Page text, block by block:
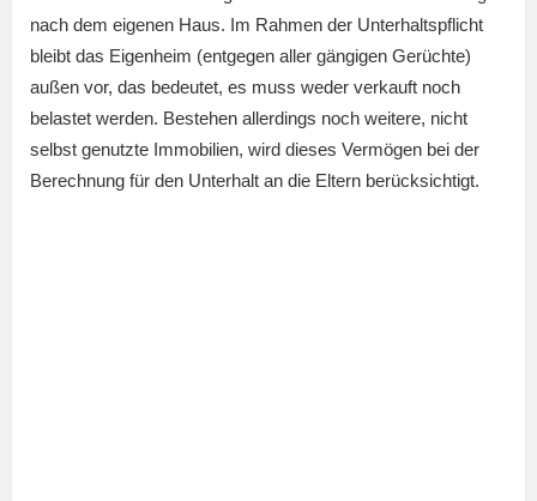
nach dem eigenen Haus. Im Rahmen der Unterhaltspflicht
bleibt das Eigenheim (entgegen aller gängigen Gerüchte)
außen vor, das bedeutet, es muss weder verkauft noch
belastet werden. Bestehen allerdings noch weitere, nicht
selbst genutzte Immobilien, wird dieses Vermögen bei der
Berechnung für den Unterhalt an die Eltern berücksichtigt.